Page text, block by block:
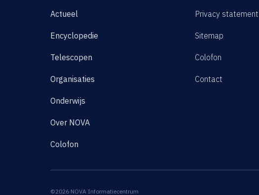
Actueel
Encyclopedie
Telescopen
Organisaties
Onderwijs
Over NOVA
Colofon
Privacy statement
Sitemap
Colofon
Contact
©2026 NOVA Informatiecentrum